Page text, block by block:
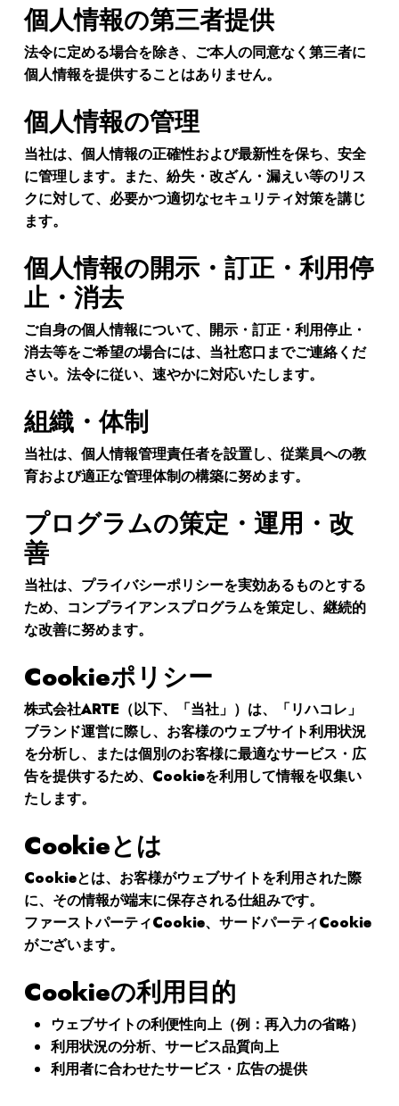
個人情報の第三者提供
法令に定める場合を除き、ご本人の同意なく第三者に
個人情報を提供することはありません。
個人情報の管理
当社は、個人情報の正確性および最新性を保ち、安全
に管理します。また、紛失・改ざん・漏えい等のリス
クに対して、必要かつ適切なセキュリティ対策を講じ
ます。
個人情報の開示・訂正・利用停
止・消去
ご自身の個人情報について、開示・訂正・利用停止・
消去等をご希望の場合には、当社窓口までご連絡くだ
さい。法令に従い、速やかに対応いたします。
組織・体制
当社は、個人情報管理責任者を設置し、従業員への教
育および適正な管理体制の構築に努めます。
プログラムの策定・運用・改
善
当社は、プライバシーポリシーを実効あるものとする
ため、コンプライアンスプログラムを策定し、継続的
な改善に努めます。
Cookieポリシー
株式会社ARTE（以下、「当社」）は、「リハコレ」
ブランド運営に際し、お客様のウェブサイト利用状況
を分析し、または個別のお客様に最適なサービス・広
告を提供するため、Cookieを利用して情報を収集い
たします。
Cookieとは
Cookieとは、お客様がウェブサイトを利用された際
に、その情報が端末に保存される仕組みです。
ファーストパーティCookie、サードパーティCookie
がございます。
Cookieの利用目的
ウェブサイトの利便性向上（例：再入力の省略）
利用状況の分析、サービス品質向上
利用者に合わせたサービス・広告の提供